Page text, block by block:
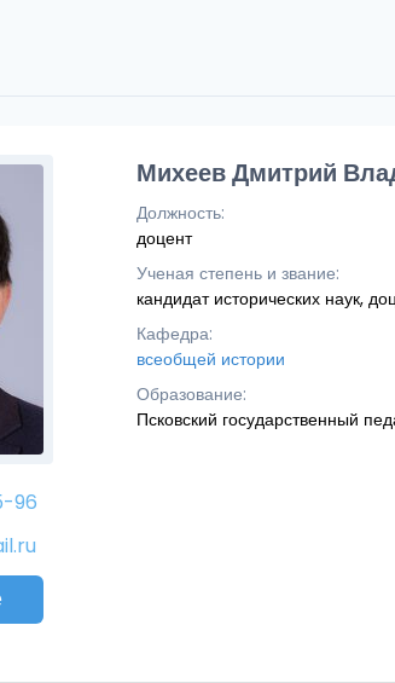
96
Михеев Дмитрий
Должность:
доцент
Ученая степень и звание:
кандидат исторических наук,
Кафедра:
всеобщей истории
Образование:
Псковский государственный